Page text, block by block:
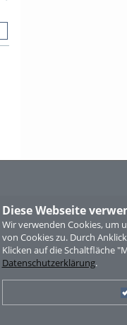
Diese Webseite
Wir verwenden Cookies, um
von Cookies zu. Durch
Klicken auf die Schaltfläche
Datenschutzerklärung.